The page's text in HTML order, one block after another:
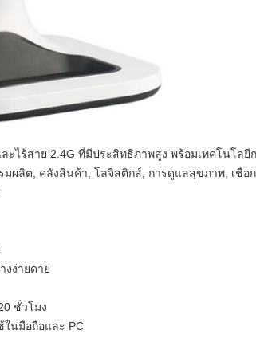
ะไร้สาย 2.4G ที่มีประสิทธิภาพสูง พร้อมเทคโนโล
ผลิต, คลังสินค้า, โลจิสติกส์, การดูแลสุขภาพ, เชือ
งง่ายดาย
ชั่วโมง
ในมือถือและ PC